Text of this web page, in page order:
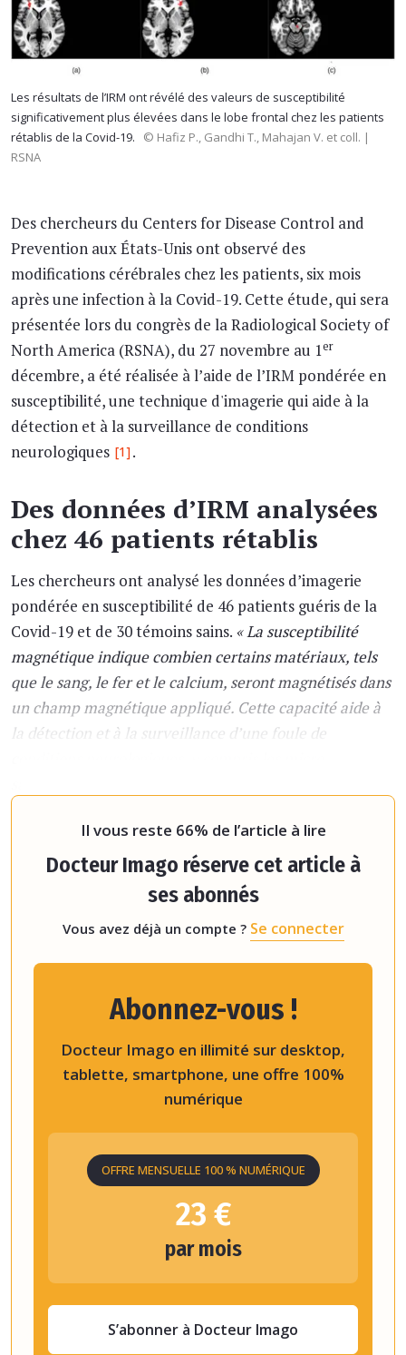
Les résultats de l’IRM ont révélé des valeurs de susceptibilité
significativement plus élevées dans le lobe frontal chez les patients
rétablis de la Covid-19.
© Hafiz P., Gandhi T., Mahajan V. et coll. |
RSNA
Des chercheurs du Centers for Disease Control and
Prevention aux États-Unis ont observé des
modifications cérébrales chez les patients, six mois
après une infection à la Covid-19. Cette étude, qui sera
présentée lors du congrès de la Radiological Society of
North America (RSNA), du 27 novembre au 1er
décembre, a été réalisée à l’aide de l’IRM pondérée en
susceptibilité, une technique d'imagerie qui aide à la
détection et à la surveillance de conditions
neurologiques [1].
Des données d’IRM analysées
chez 46 patients rétablis
Les chercheurs ont analysé les données d’imagerie
pondérée en susceptibilité de 46 patients guéris de la
Covid-19 et de 30 témoins sains. « La susceptibilité
magnétique indique combien certains matériaux, tels
que le sang, le fer et le calcium, seront magnétisés dans
un champ magnétique appliqué. Cette capacité aide à
la détection et à la surveillance d’une foule de
Il vous reste 66% de l’article à lire
Docteur Imago réserve cet article à
ses abonnés
Vous avez déjà un compte ? Se connecter
Abonnez-vous !
Docteur Imago en illimité sur desktop,
tablette, smartphone, une offre 100%
numérique
OFFRE MENSUELLE 100 % NUMÉRIQUE
23 €
par mois
S’abonner à Docteur Imago